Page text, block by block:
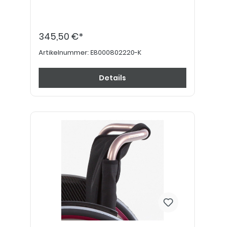
345,50 €*
Artikelnummer: E8000802220-K
Details